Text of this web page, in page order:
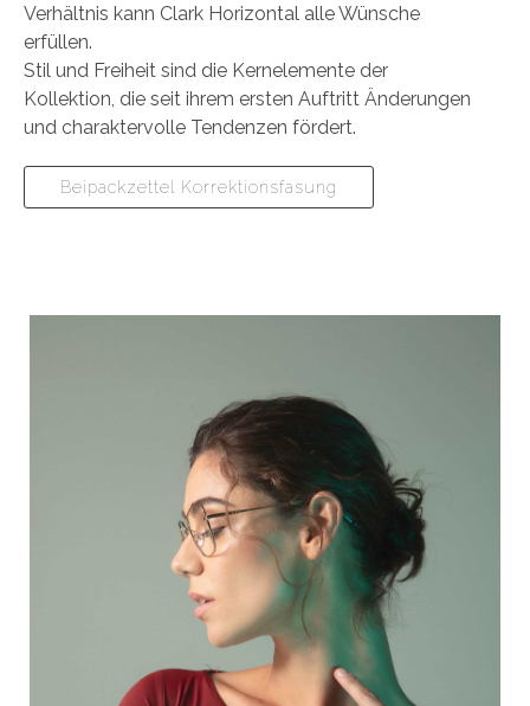
Verhältnis kann Clark Horizontal alle Wünsche
erfüllen.
Stil und Freiheit sind die Kernelemente der
Kollektion, die seit ihrem ersten Auftritt Änderungen
und charaktervolle Tendenzen fördert.
Beipackzettel Korrektionsfasung